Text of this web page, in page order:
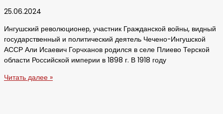
25.06.2024
Ингушский революционер, участник Гражданской войны, видный
государственный и политический деятель Чечено-Ингушской
АССР Али Исаевич Горчханов родился в селе Плиево Терской
области Российской империи в 1898 г. В 1918 году
Читать далее »